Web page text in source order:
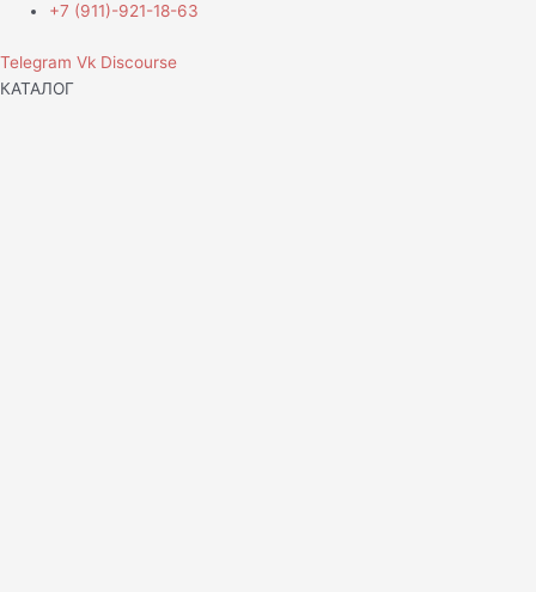
+7 (911)-921-18-63
Telegram Vk Discourse
КАТАЛОГ